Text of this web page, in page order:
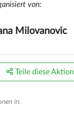
von:
Milovanovic
Teile diese Aktion
in: